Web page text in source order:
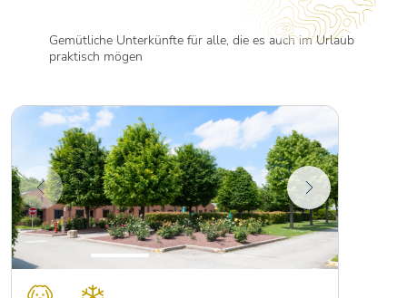
Gemütliche Unterkünfte für alle, die es auch im Urlaub
praktisch mögen